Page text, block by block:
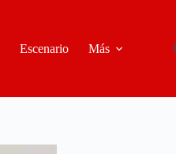
Escenario Más